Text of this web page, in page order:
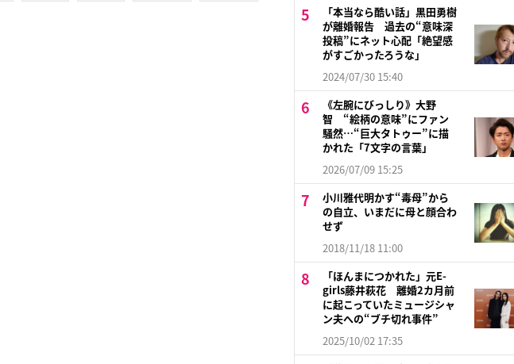
「本当なら酷い話」黒田勇樹
が離婚報告 過去の“意味深
投稿”にネット心配「絶望感
がすごかったろうな」
2024/07/30 15:40
《左腕にびっしり》大野
智 “絵柄の意味”にファン
騒然…“巨大タトゥー”に描
かれた「7文字の言葉」
2026/07/09 15:25
小川雅代明かす“毒母”から
の自立、いまだに母と顔合わ
せず
2018/11/18 11:00
「ほんまにつかれた」元E-
girls藤井萩花 離婚2カ月前
に起こっていたミュージシャ
ン夫への“ブチ切れ事件”
2025/10/02 17:35